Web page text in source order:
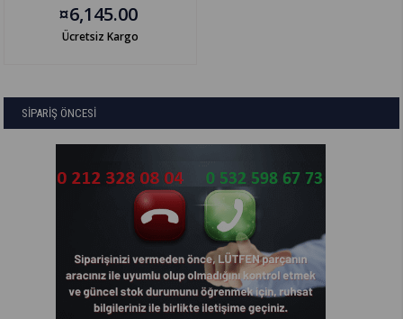
¤6,145.00
Ücretsiz Kargo
SİPARİŞ ÖNCESİ